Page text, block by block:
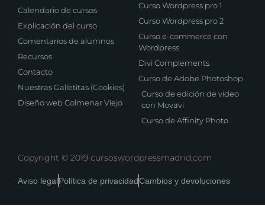
Calendario de cursos
Explicación del curso
Comentarios de alumnos
Recursos
Contacto
Nuestras Galletitas (Cookies)
Diseño web Colmenar Viejo
Curso Wordpress pro 1
Curso Wordpress pro 2
Curso e-commerce con
Wordpress
Divi Complements
Curso de Adobe Photoshop
Curso de edición de video
con Movavi
Curso de Affinity Photo
Copyright © 2019 cursoswordpressmadrid.com
Aviso legalPolítica de privacidadCambios y devoluciones